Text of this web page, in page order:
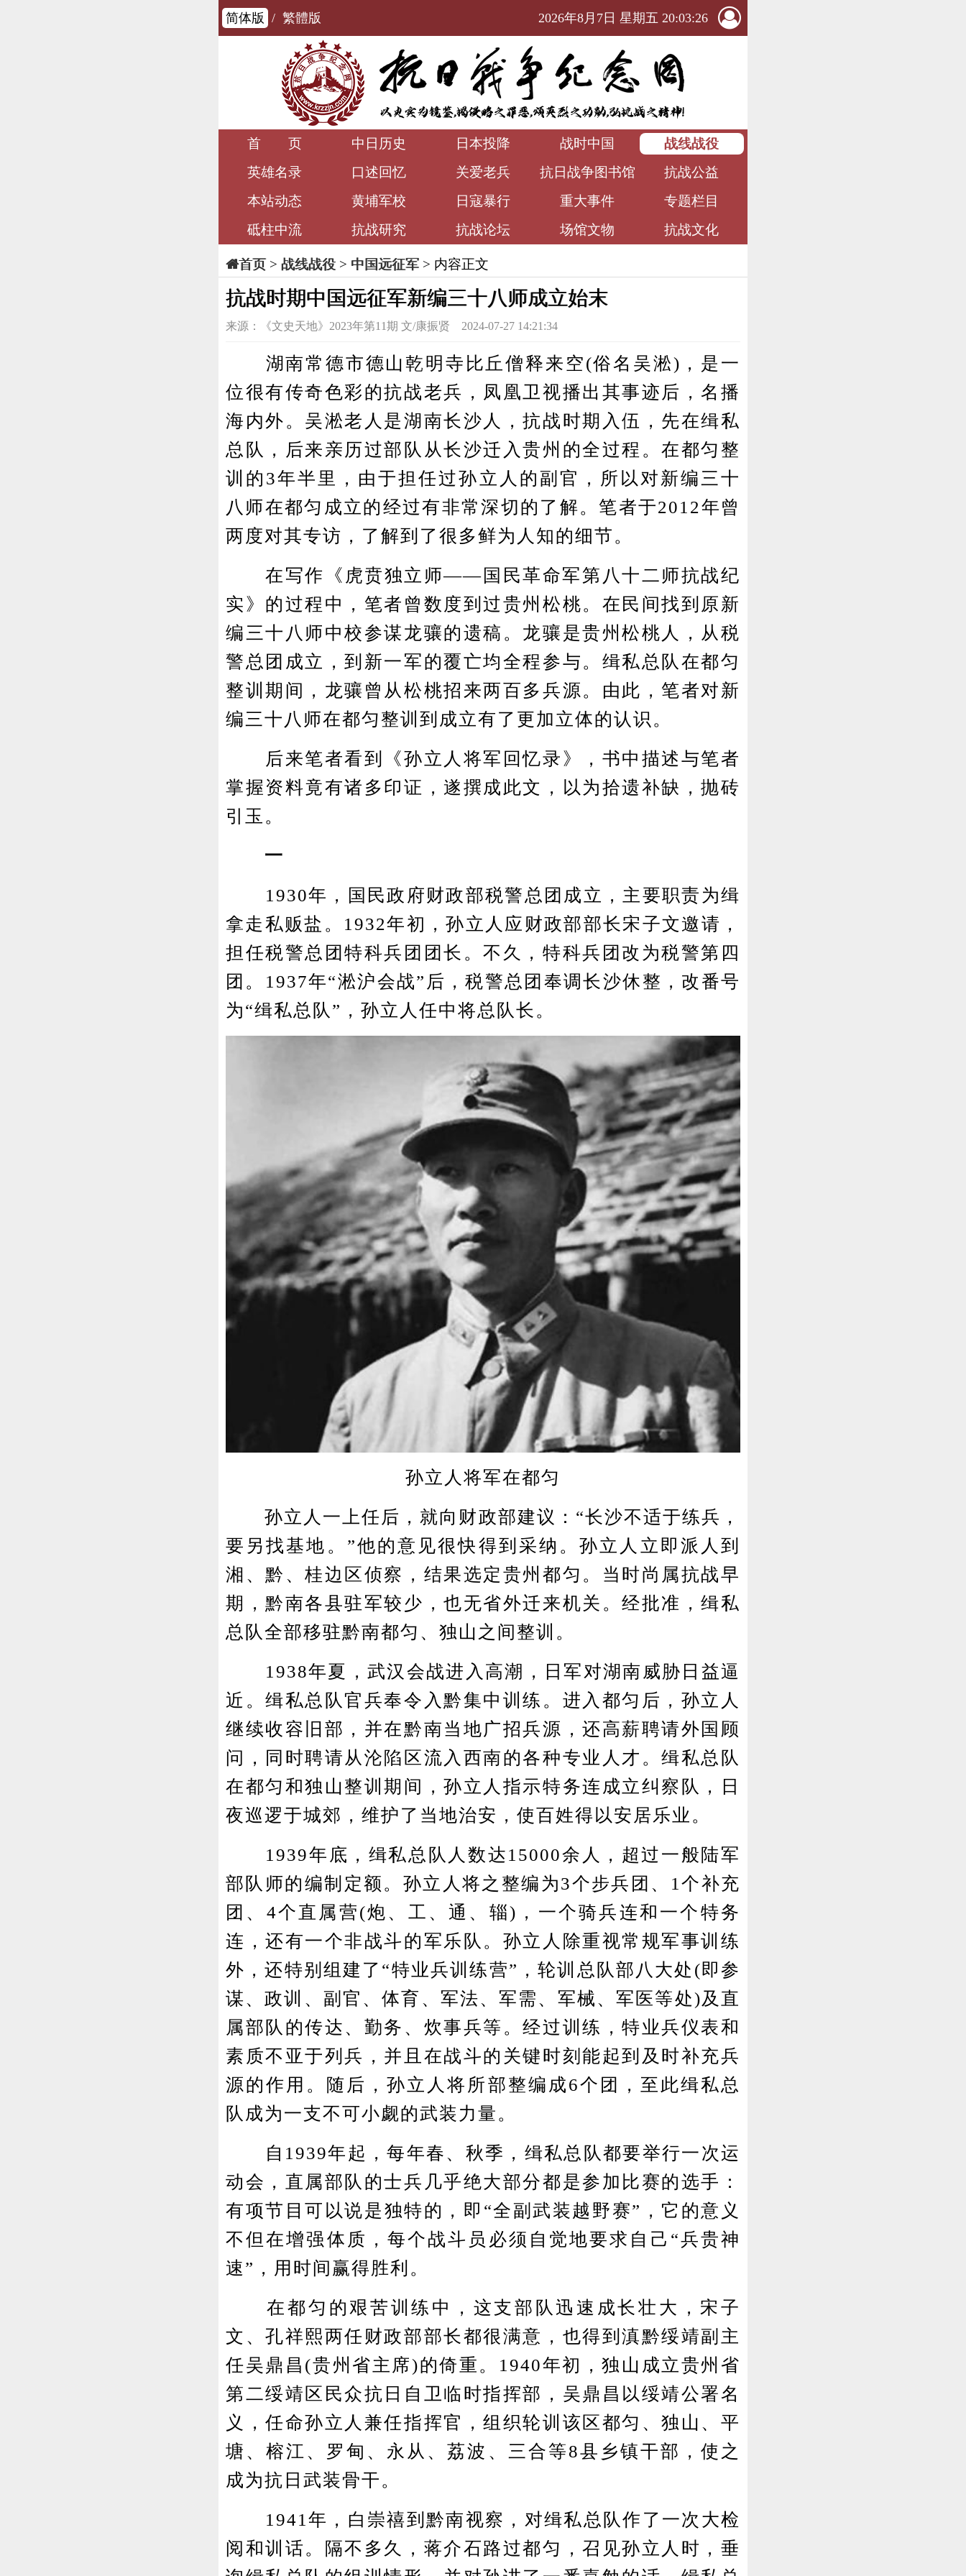
简体版 / 繁體版 2026年8月7日 星期五 20:03:27
首 页 中日历史 日本投降 战时中国
战线战役
英雄名录
口述回忆 关爱老兵 抗日战争图书馆
抗战公益
本站动态
黄埔军校 日寇暴行 重大事件
专题栏目
砥柱中流
抗战研究 抗战论坛 场馆文物 抗战文化
首页> 战线战役 > 中国远征军 > 内容正文
抗战时期中国远征军新编三十八师成立始末
来源：《文史天地》2023年第11期 文/康振贤 2024-07-27 14:21:34
湖南常德市德山乾明寺比丘僧释来空(俗名吴淞)，是一
位很有传奇色彩的抗战老兵，凤凰卫视播出其事迹后，名播
海内外。吴淞老人是湖南长沙人，抗战时期入伍，先在缉私
总队，后来亲历过部队从长沙迁入贵州的全过程。在都匀整
训的3年半里，由于担任过孙立人的副官，所以对新编三十
八师在都匀成立的经过有非常深切的了解。笔者于2012年曾
两度对其专访，了解到了很多鲜为人知的细节。
在写作《虎贲独立师——国民革命军第八十二师抗战纪
实》的过程中，笔者曾数度到过贵州松桃。在民间找到原新
编三十八师中校参谋龙骧的遗稿。龙骧是贵州松桃人，从税
警总团成立，到新一军的覆亡均全程参与。缉私总队在都匀
整训期间，龙骧曾从松桃招来两百多兵源。由此，笔者对新
编三十八师在都匀整训到成立有了更加立体的认识。
后来笔者看到《孙立人将军回忆录》，书中描述与笔者
掌握资料竟有诸多印证，遂撰成此文，以为拾遗补缺，抛砖
引玉。
一
1930年，国民政府财政部税警总团成立，主要职责为缉
拿走私贩盐。1932年初，孙立人应财政部部长宋子文邀请，
担任税警总团特科兵团团长。不久，特科兵团改为税警第四
团。1937年“淞沪会战”后，税警总团奉调长沙休整，改番号
为“缉私总队”，孙立人任中将总队长。
孙立人将军在都匀
孙立人一上任后，就向财政部建议：“长沙不适于练兵，
要另找基地。”他的意见很快得到采纳。孙立人立即派人到
湘、黔、桂边区侦察，结果选定贵州都匀。当时尚属抗战早
期，黔南各县驻军较少，也无省外迁来机关。经批准，缉私
总队全部移驻黔南都匀、独山之间整训。
1938年夏，武汉会战进入高潮，日军对湖南威胁日益逼
近。缉私总队官兵奉令入黔集中训练。进入都匀后，孙立人
继续收容旧部，并在黔南当地广招兵源，还高薪聘请外国顾
问，同时聘请从沦陷区流入西南的各种专业人才。缉私总队
在都匀和独山整训期间，孙立人指示特务连成立纠察队，日
夜巡逻于城郊，维护了当地治安，使百姓得以安居乐业。
1939年底，缉私总队人数达15000余人，超过一般陆军
部队师的编制定额。孙立人将之整编为3个步兵团、1个补充
团、4个直属营(炮、工、通、辎)，一个骑兵连和一个特务
连，还有一个非战斗的军乐队。孙立人除重视常规军事训练
外，还特别组建了“特业兵训练营”，轮训总队部八大处(即参
谋、政训、副官、体育、军法、军需、军械、军医等处)及直
属部队的传达、勤务、炊事兵等。经过训练，特业兵仪表和
素质不亚于列兵，并且在战斗的关键时刻能起到及时补充兵
源的作用。随后，孙立人将所部整编成6个团，至此缉私总
队成为一支不可小觑的武装力量。
自1939年起，每年春、秋季，缉私总队都要举行一次运
动会，直属部队的士兵几乎绝大部分都是参加比赛的选手：
有项节目可以说是独特的，即“全副武装越野赛”，它的意义
不但在增强体质，每个战斗员必须自觉地要求自己“兵贵神
速”，用时间赢得胜利。
在都匀的艰苦训练中，这支部队迅速成长壮大，宋子
文、孔祥熙两任财政部部长都很满意，也得到滇黔绥靖副主
任吴鼎昌(贵州省主席)的倚重。1940年初，独山成立贵州省
第二绥靖区民众抗日自卫临时指挥部，吴鼎昌以绥靖公署名
义，任命孙立人兼任指挥官，组织轮训该区都匀、独山、平
塘、榕江、罗甸、永从、荔波、三合等8县乡镇干部，使之
成为抗日武装骨干。
1941年，白崇禧到黔南视察，对缉私总队作了一次大检
阅和训话。隔不多久，蒋介石路过都匀，召见孙立人时，垂